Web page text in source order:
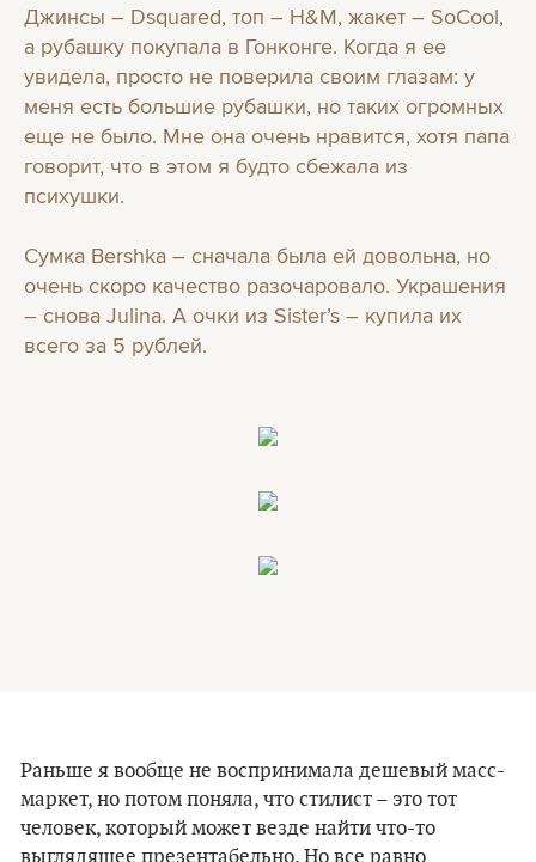
Джинсы – Dsquared, топ – Н&М, жакет – SoCool,
а рубашку покупала в Гонконге. Когда я ее
увидела, просто не поверила своим глазам: у
меня есть большие рубашки, но таких огромных
еще не было. Мне она очень нравится, хотя папа
говорит, что в этом я будто сбежала из
психушки.
Сумка Bershka – сначала была ей довольна, но
очень скоро качество разочаровало. Украшения
– снова Julina. А очки из Sister’s – купила их
всего за 5 рублей.
Раньше я вообще не воспринимала дешевый масс-
маркет, но потом поняла, что стилист – это тот
человек, который может везде найти что-то
выглядящее презентабельно. Но все равно